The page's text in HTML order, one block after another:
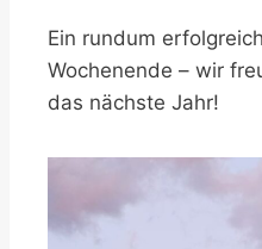
Ein rundum
Wochenende – wir
das nächste Jahr!